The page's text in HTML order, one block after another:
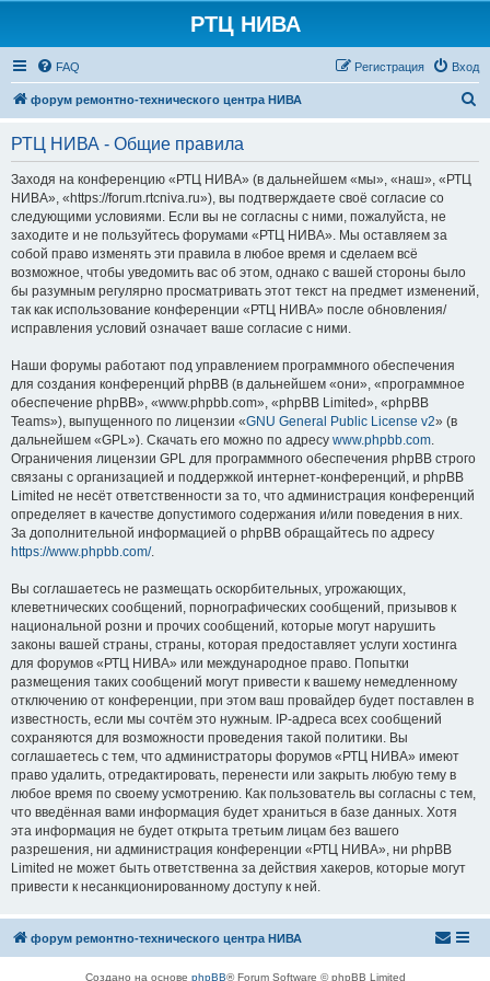
РТЦ НИВА
FAQ Вход
Регистрация
форум ремонтно-технического центра НИВА
РТЦ НИВА - Общие правила
Заходя на конференцию «РТЦ НИВА» (в дальнейшем «мы», «наш», «РТЦ
НИВА», «https://forum.rtcniva.ru»), вы подтверждаете своё согласие со
следующими условиями. Если вы не согласны с ними, пожалуйста, не
заходите и не пользуйтесь форумами «РТЦ НИВА». Мы оставляем за
собой право изменять эти правила в любое время и сделаем всё
возможное, чтобы уведомить вас об этом, однако с вашей стороны было
бы разумным регулярно просматривать этот текст на предмет изменений,
так как использование конференции «РТЦ НИВА» после обновления/
исправления условий означает ваше согласие с ними.
Наши форумы работают под управлением программного обеспечения
для создания конференций phpBB (в дальнейшем «они», «программное
обеспечение phpBB», «www.phpbb.com», «phpBB Limited», «phpBB
Teams»), выпущенного по лицензии «GNU General Public License v2» (в
дальнейшем «GPL»). Скачать его можно по адресу www.phpbb.com.
Ограничения лицензии GPL для программного обеспечения phpBB строго
связаны с организацией и поддержкой интернет-конференций, и phpBB
Limited не несёт ответственности за то, что администрация конференций
определяет в качестве допустимого содержания и/или поведения в них.
За дополнительной информацией о phpBB обращайтесь по адресу
https://www.phpbb.com/.
Вы соглашаетесь не размещать оскорбительных, угрожающих,
клеветнических сообщений, порнографических сообщений, призывов к
национальной розни и прочих сообщений, которые могут нарушить
законы вашей страны, страны, которая предоставляет услуги хостинга
для форумов «РТЦ НИВА» или международное право. Попытки
размещения таких сообщений могут привести к вашему немедленному
отключению от конференции, при этом ваш провайдер будет поставлен в
известность, если мы сочтём это нужным. IP-адреса всех сообщений
сохраняются для возможности проведения такой политики. Вы
соглашаетесь с тем, что администраторы форумов «РТЦ НИВА» имеют
право удалить, отредактировать, перенести или закрыть любую тему в
любое время по своему усмотрению. Как пользователь вы согласны с тем,
что введённая вами информация будет храниться в базе данных. Хотя
эта информация не будет открыта третьим лицам без вашего
разрешения, ни администрация конференции «РТЦ НИВА», ни phpBB
Limited не может быть ответственна за действия хакеров, которые могут
привести к несанкционированному доступу к ней.
форум ремонтно-технического центра НИВА
Создано на основе phpBB® Forum Software © phpBB Limited